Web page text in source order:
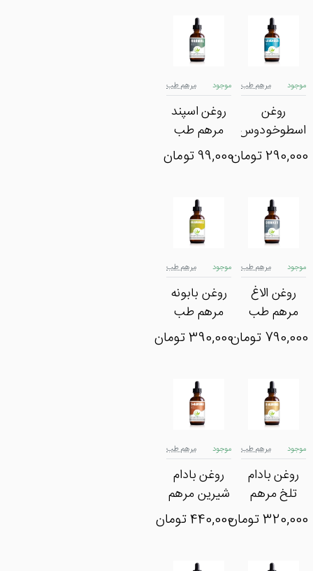
موجود مرهم طب
روغن
اسطوخودوس
مرهم طب
290,000 تومان
موجود مرهم طب
روغن اسپند
مرهم طب
99,000 تومان
موجود مرهم طب
روغن الاغ
مرهم طب
790,000 تومان
موجود مرهم طب
روغن بابونه
مرهم طب
390,000 تومان
موجود مرهم طب
روغن بادام
تلخ مرهم
طب
320,000 تومان
موجود مرهم طب
روغن بادام
شیرین مرهم
طب
440,000 تومان